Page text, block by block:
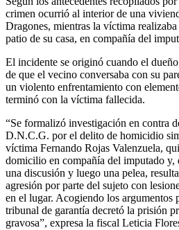
crimen ocurrió al interior de una
Dragones, mientras la víctima
patio de su casa, en compañía del
El incidente se originó cuando el
de que el vecino conversaba con su
un violento enfrentamiento con
terminó con la víctima fallecida.
“Se formalizó investigación en contra
D.N.C.G. por el delito de homicidio
víctima Fernando Rojas Valenzuela,
domicilio en compañía del imputado y,
una discusión y luego una pelea,
agresión por parte del sujeto con
en el lugar. Acogiendo los argumentos
tribunal de garantía decretó la prisión
gravosa”, expresa la fiscal Leticia